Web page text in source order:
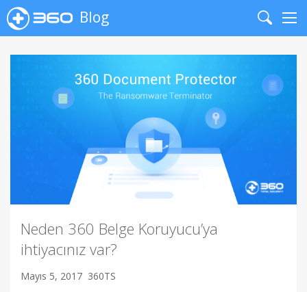
Blog
Search
Neden 360 Belge Koruyucu’ya
ihtiyacınız var?
Mayıs 5, 2017 360TS